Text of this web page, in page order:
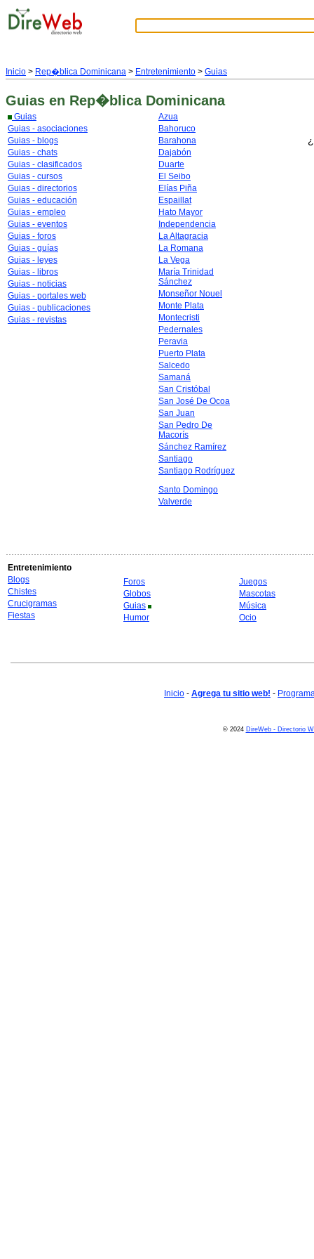
Inicio > Rep�blica Dominicana > Entretenimiento > Guias
Guias en Rep�blica Dominicana
Guias
Guias - asociaciones
Guias - blogs
Guias - chats
Guias - clasificados
Guias - cursos
Guias - directorios
Guias - educación
Guias - empleo
Guias - eventos
Guias - foros
Guias - guías
Guias - leyes
Guias - libros
Guias - noticias
Guias - portales web
Guias - publicaciones
Guias - revistas
Azua
Bahoruco
Barahona
Dajabón
Duarte
El Seibo
Elías Piña
Espaillat
Hato Mayor
Independencia
La Altagracia
La Romana
La Vega
María Trinidad
Sánchez
Monseñor Nouel
Monte Plata
Montecristi
Pedernales
Peravia
Puerto Plata
Salcedo
Samaná
San Cristóbal
San José De Ocoa
San Juan
San Pedro De
Macorís
Sánchez Ramírez
Santiago
Santiago Rodríguez
Santo Domingo
Valverde
Entretenimiento
Blogs
Chistes
Crucigramas
Fiestas
Foros
Globos
Guias
Humor
Juegos
Mascotas
Música
Ocio
Inicio - Agrega tu sitio web! -
© 2024 DireWeb - Directorio